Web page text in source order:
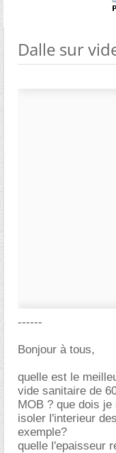
Dalle sur
------
Bonjour à tous,
quelle est le
vide sanitaire de
MOB ? que dois
isoler l'interieur
exemple?
quelle l'epaisseur